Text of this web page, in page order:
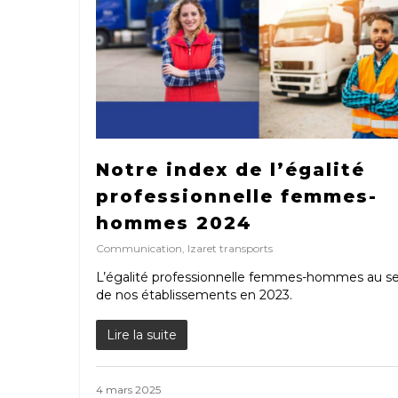
Notre index de l’égalité
professionnelle femmes-
hommes 2024
Communication Izaret transports
L’égalité professionnelle femmes-hommes au
de nos établissements en 2023.
Lire la suite
4 mars 2025